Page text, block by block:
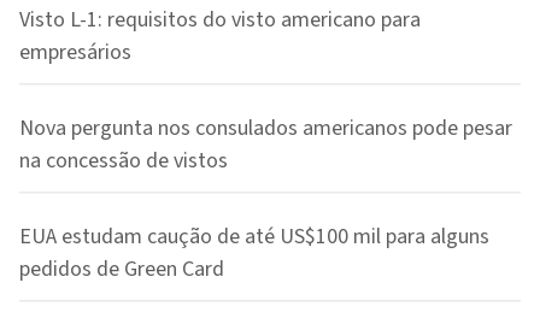
Visto L-1: requisitos do visto americano para
empresários
Nova pergunta nos consulados americanos pode pesar
na concessão de vistos
EUA estudam caução de até US$100 mil para alguns
pedidos de Green Card